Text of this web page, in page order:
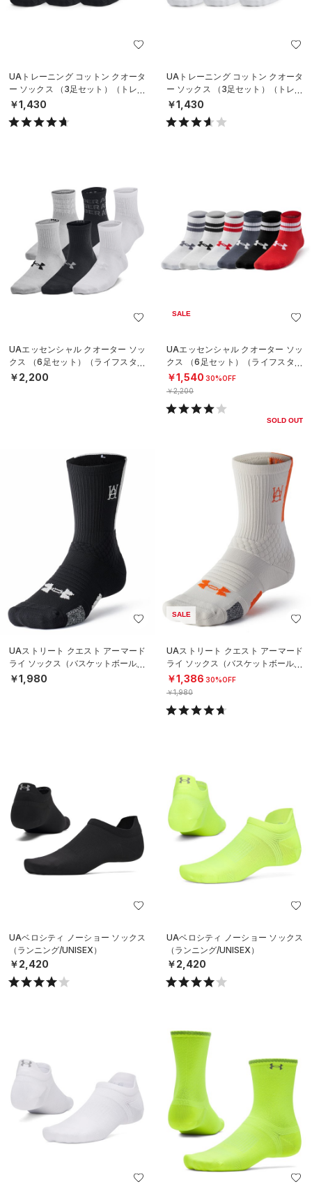
UAトレーニング コットン クオータ
ー ソックス （3足セット）（トレー
ニング/UNISEX）
￥1,430
UAトレーニング コットン クオータ
ー ソックス （3足セット）（トレー
ニング/UNISEX）
￥1,430
UAエッセンシャル クオーター ソッ
クス （6足セット）（ライフスタイ
ル/KIDS）
￥2,200
SALE
UAエッセンシャル クオーター ソッ
クス （6足セット）（ライフスタイ
ル/KIDS）
￥1,540 30%OFF
￥2,200
SOLD OUT
UAストリート クエスト アーマード
ライ ソックス（バスケットボール/U
NISEX）
￥1,980
SALE
UAストリート クエスト アーマード
ライ ソックス（バスケットボール/U
NISEX）
￥1,386 30%OFF
￥1,980
UAベロシティ ノーショー ソックス
（ランニング/UNISEX）
￥2,420
UAベロシティ ノーショー ソックス
（ランニング/UNISEX）
￥2,420